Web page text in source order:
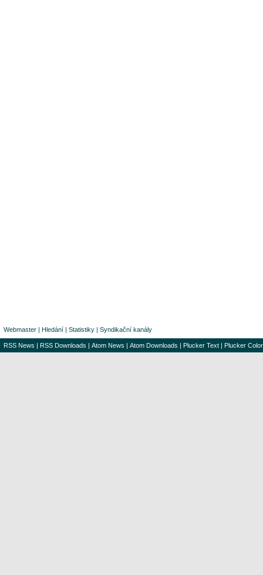
Webmaster | Hledání | Statistiky | Syndikační kanály
RSS News | RSS Downloads | Atom News | Atom Downloads | Plucker Text | Plucker Color